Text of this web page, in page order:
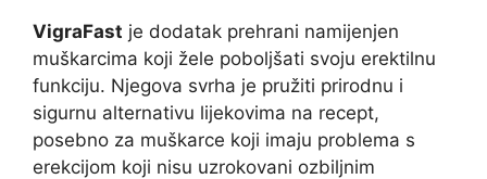
VigraFast je dodatak prehrani namijenjen
muškarcima koji žele poboljšati svoju erektilnu
funkciju. Njegova svrha je pružiti prirodnu i
sigurnu alternativu lijekovima na recept,
posebno za muškarce koji imaju problema s
erekcijom koji nisu uzrokovani ozbiljnim